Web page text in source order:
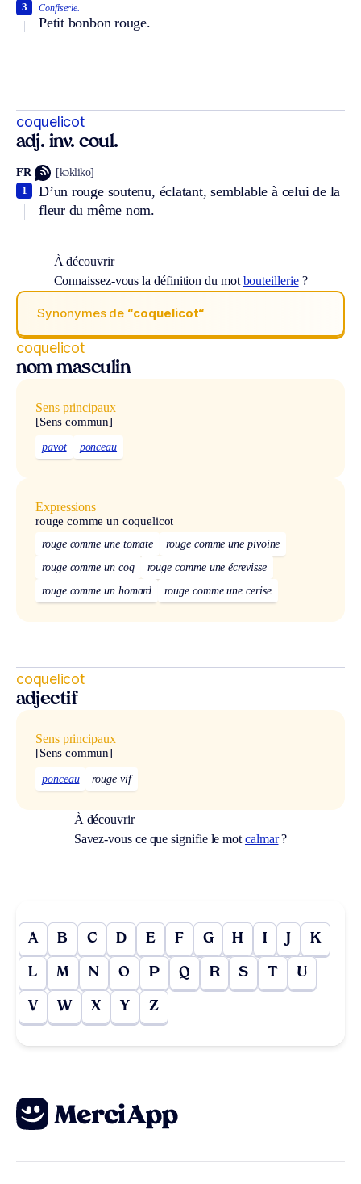
Confiserie.
Petit bonbon rouge.
3
coquelicot
adj. inv. coul.
FR [kɔkliko]
D’un rouge soutenu, éclatant, semblable à celui de la
fleur du même nom.
1
À découvrir
Connaissez-vous la définition du mot bouteillerie?
Synonymes de “coquelicot“
coquelicot
nom masculin
Sens principaux
[Sens commun]
pavot ponceau
Expressions
rouge comme un coquelicot
rouge comme une tomate
rouge comme une pivoine
rouge comme un coq
rouge comme une écrevisse
rouge comme un homard
rouge comme une cerise
coquelicot
adjectif
Sens principaux
[Sens commun]
ponceau rouge vif
À découvrir
Savez-vous ce que signifie le mot calmar?
A B C D E F G H I J K
L M N O P Q R S T U
V W X Y Z